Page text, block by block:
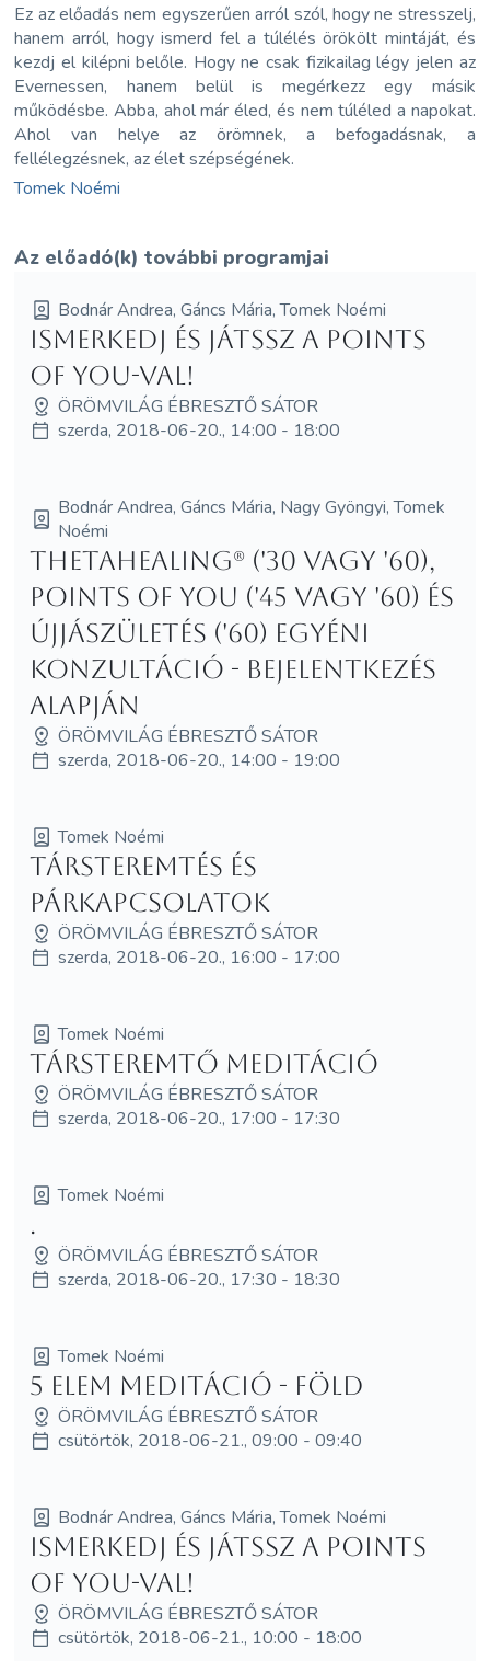
Ez az előadás nem egyszerűen arról szól, hogy ne stresszelj,
hanem arról, hogy ismerd fel a túlélés örökölt mintáját, és
kezdj el kilépni belőle. Hogy ne csak fizikailag légy jelen az
Evernessen, hanem belül is megérkezz egy másik
működésbe. Abba, ahol már éled, és nem túléled a napokat.
Ahol van helye az örömnek, a befogadásnak, a
fellélegzésnek, az élet szépségének.
Tomek Noémi
Az előadó(k) további programjai
Bodnár Andrea, Gáncs Mária, Tomek Noémi
Ismerkedj és játssz a Points
of You-val!
ÖRÖMVILÁG ÉBRESZTŐ SÁTOR
szerda, 2018-06-20., 14:00 - 18:00
Bodnár Andrea, Gáncs Mária, Nagy Gyöngyi, Tomek
Noémi
ThetaHealing® ('30 vagy '60),
Points of You ('45 vagy '60) és
Újjászületés ('60) egyéni
konzultáció - bejelentkezés
alapján
ÖRÖMVILÁG ÉBRESZTŐ SÁTOR
szerda, 2018-06-20., 14:00 - 19:00
Tomek Noémi
Társteremtés és
párkapcsolatok
ÖRÖMVILÁG ÉBRESZTŐ SÁTOR
szerda, 2018-06-20., 16:00 - 17:00
Tomek Noémi
Társteremtő meditáció
ÖRÖMVILÁG ÉBRESZTŐ SÁTOR
szerda, 2018-06-20., 17:00 - 17:30
Tomek Noémi
.
ÖRÖMVILÁG ÉBRESZTŐ SÁTOR
szerda, 2018-06-20., 17:30 - 18:30
Tomek Noémi
5 elem meditáció - Föld
ÖRÖMVILÁG ÉBRESZTŐ SÁTOR
csütörtök, 2018-06-21., 09:00 - 09:40
Bodnár Andrea, Gáncs Mária, Tomek Noémi
Ismerkedj és játssz a Points
of You-val!
ÖRÖMVILÁG ÉBRESZTŐ SÁTOR
csütörtök, 2018-06-21., 10:00 - 18:00